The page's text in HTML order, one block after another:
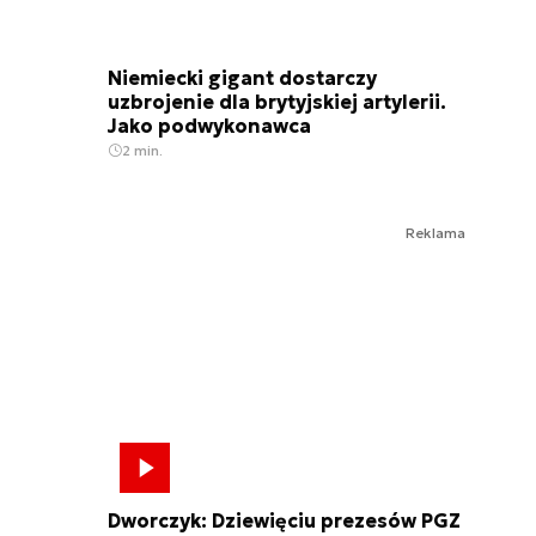
Niemiecki gigant dostarczy
uzbrojenie dla brytyjskiej artylerii.
Jako podwykonawca
2 min.
Reklama
Dworczyk: Dziewięciu prezesów PGZ